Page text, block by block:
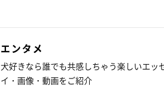
エンタメ
犬好きなら誰でも共感しちゃう楽しいエッ
イ・画像・動画をご紹介